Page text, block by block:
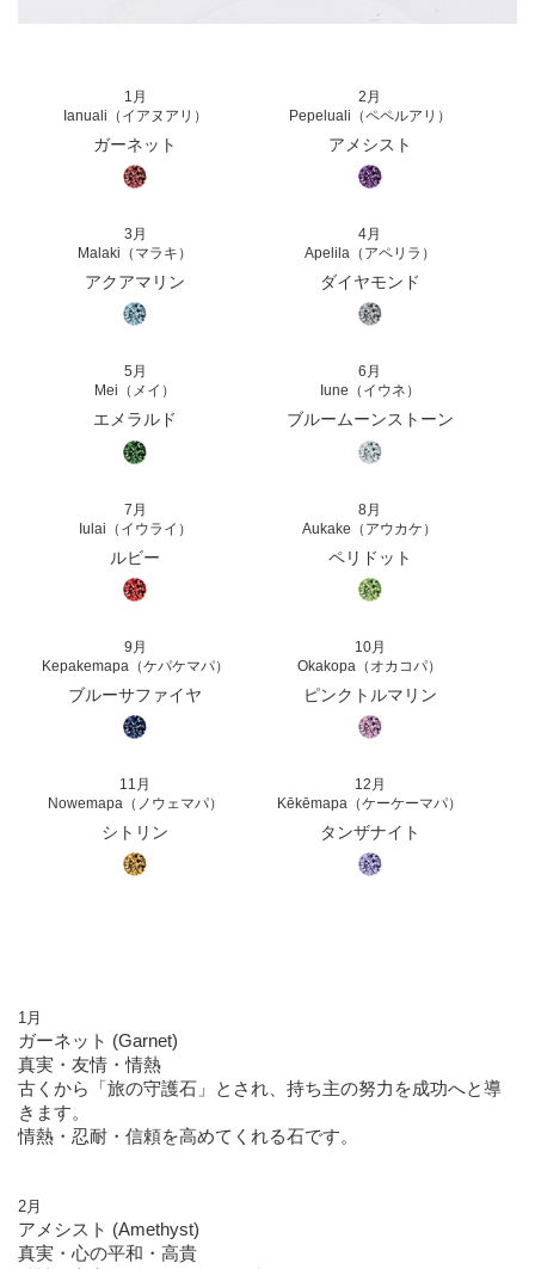
1月
Ianuali（イアヌアリ）
ガーネット
2月
Pepeluali（ペペルアリ）
アメシスト
3月
Malaki（マラキ）
アクアマリン
4月
Apelila（アペリラ）
ダイヤモンド
5月
Mei（メイ）
エメラルド
6月
Iune（イウネ）
ブルームーンストーン
7月
Iulai（イウライ）
ルビー
8月
Aukake（アウカケ）
ペリドット
9月
Kepakemapa（ケパケマパ）
ブルーサファイヤ
10月
Okakopa（オカコパ）
ピンクトルマリン
11月
Nowemapa（ノウェマパ）
シトリン
12月
Kēkēmapa（ケーケーマパ）
タンザナイト
1月
ガーネット (Garnet)
真実・友情・情熱
古くから「旅の守護石」とされ、持ち主の努力を成功へと導
きます。
情熱・忍耐・信頼を高めてくれる石です。
2月
アメシスト (Amethyst)
真実・心の平和・高貴